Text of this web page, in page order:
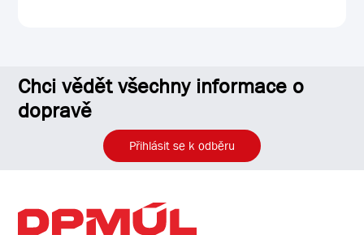
Chci vědět všechny informace o
dopravě
Přihlásit se k odběru